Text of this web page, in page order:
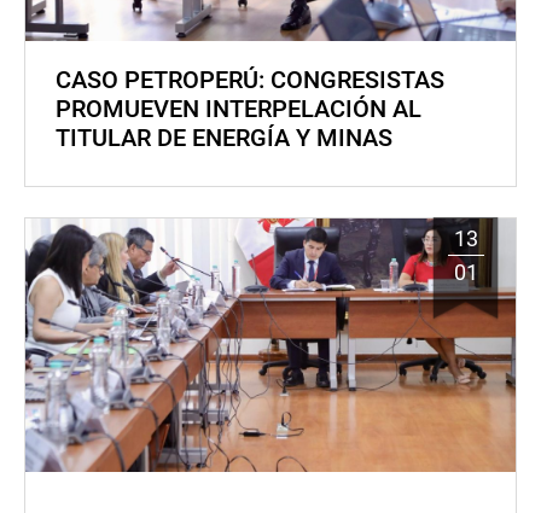
CASO PETROPERÚ: CONGRESISTAS
PROMUEVEN INTERPELACIÓN AL
TITULAR DE ENERGÍA Y MINAS
13
01